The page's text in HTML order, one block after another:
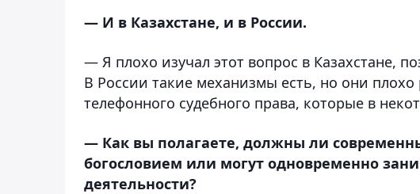
— И в Казахстане, и в России.
— Я плохо изучал этот вопрос в Казахстане,
В России такие механизмы есть, но они
телефонного судебного права, которые в
— Как вы полагаете, должны ли
богословием или могут одновременно
деятельности?